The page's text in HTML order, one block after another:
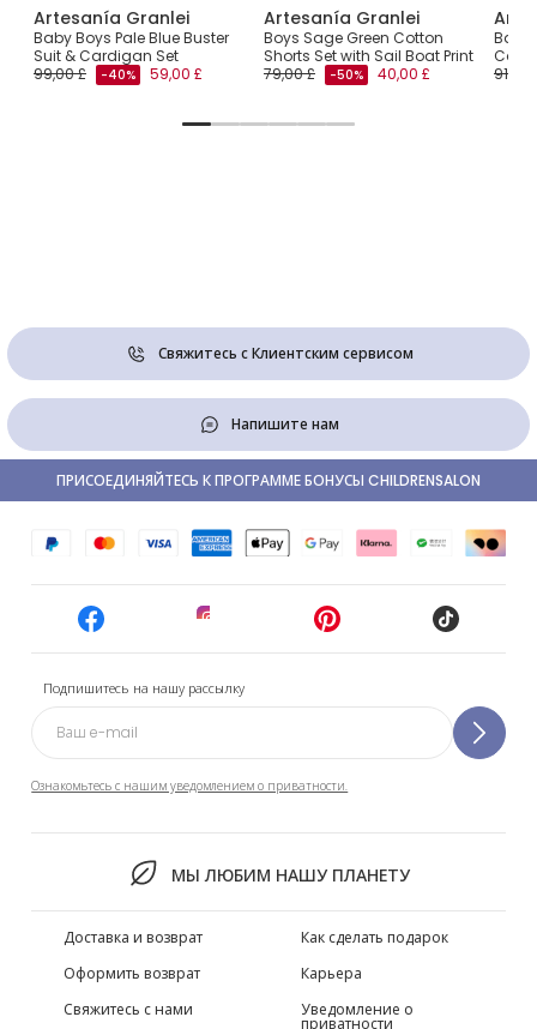
Artesanía Granlei
Baby Boys Pale Blue Buster
Suit & Cardigan Set
99,00 £
-40% 59,00 £
Artesanía Granlei
Boys Sage Green Cotton
Shorts Set with Sail Boat Print
79,00 £
-50% 40,00 £
Baby
91,00
Свяжитесь с Клиентским сервисом
Напишите нам
Подпишитесь на нашу рассылку
Ознакомьтесь с нашим уведомлением о приватности.
МЫ ЛЮБИМ НАШУ ПЛАНЕТУ
ПРИСОЕДИНЯЙТЕСЬ К ПРОГРАММЕ БОНУСЫ CHILDRENSALON
Доставка и возврат
Оформить возврат
Свяжитесь с нами
Как сделать подарок
Карьера
Уведомление о
приватности